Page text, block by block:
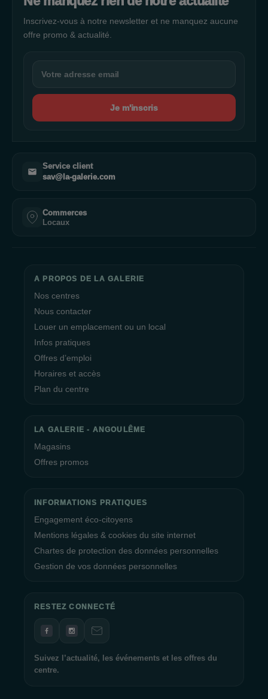
Inscrivez-vous à notre newsletter et ne manquez aucune
offre promo & actualité.
Je m'inscris
Service client
sav@la-galerie.com
Commerces
Locaux
A PROPOS DE LA GALERIE
Nos centres
Nous contacter
Louer un emplacement ou un local
Infos pratiques
Offres d’emploi
Horaires et accès
Plan du centre
LA GALERIE - ANGOULÊME
Magasins
Offres promos
INFORMATIONS PRATIQUES
Engagement éco-citoyens
Mentions légales & cookies du site internet
Chartes de protection des données personnelles
Gestion de vos données personnelles
RESTEZ CONNECTÉ
Suivez l’actualité, les événements et les offres du
centre.